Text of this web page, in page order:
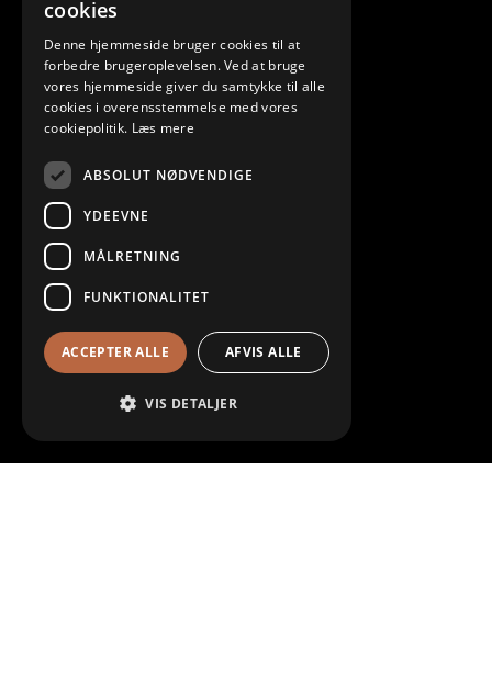
Bredgade 23c, 4000 Roskilde
47100470
VAT identification number: 4336 0698
Mandag – Fredag: 07.00 til 16.00
Lukket
cookies
Denne hjemmeside bruger cookies til at
forbedre brugeroplevelsen. Ved at bruge
vores hjemmeside giver du samtykke til alle
cookies i overensstemmelse med vores
cookiepolitik. Læs mere
ABSOLUT NØDVENDIGE
YDEEVNE
MÅLRETNING
FUNKTIONALITET
ACCEPTER ALLE AFVIS ALLE
VIS DETALJER